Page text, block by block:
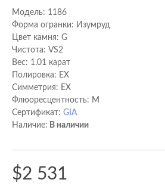
Модель: 1186
Форма огранки: Изумруд
Цвет камня: G
Чистота: VS2
Вес: 1.01 карат
Полировка: EX
Cимметрия: EX
Флюоресцентность: M
Сертификат: GIA
Наличие: В наличии
$2 531